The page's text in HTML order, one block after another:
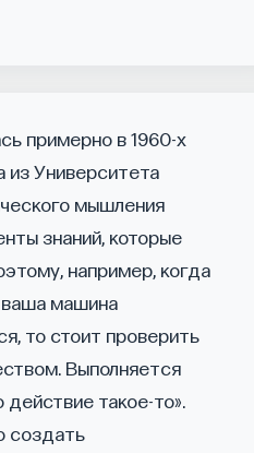
примерно в 1960-х
из Университета
мышления
знаний, которые
например, когда
ваша машина
то стоит проверить
Выполняется
действие такое-то».
создать
подходы при нарушениях
нервных
отделением